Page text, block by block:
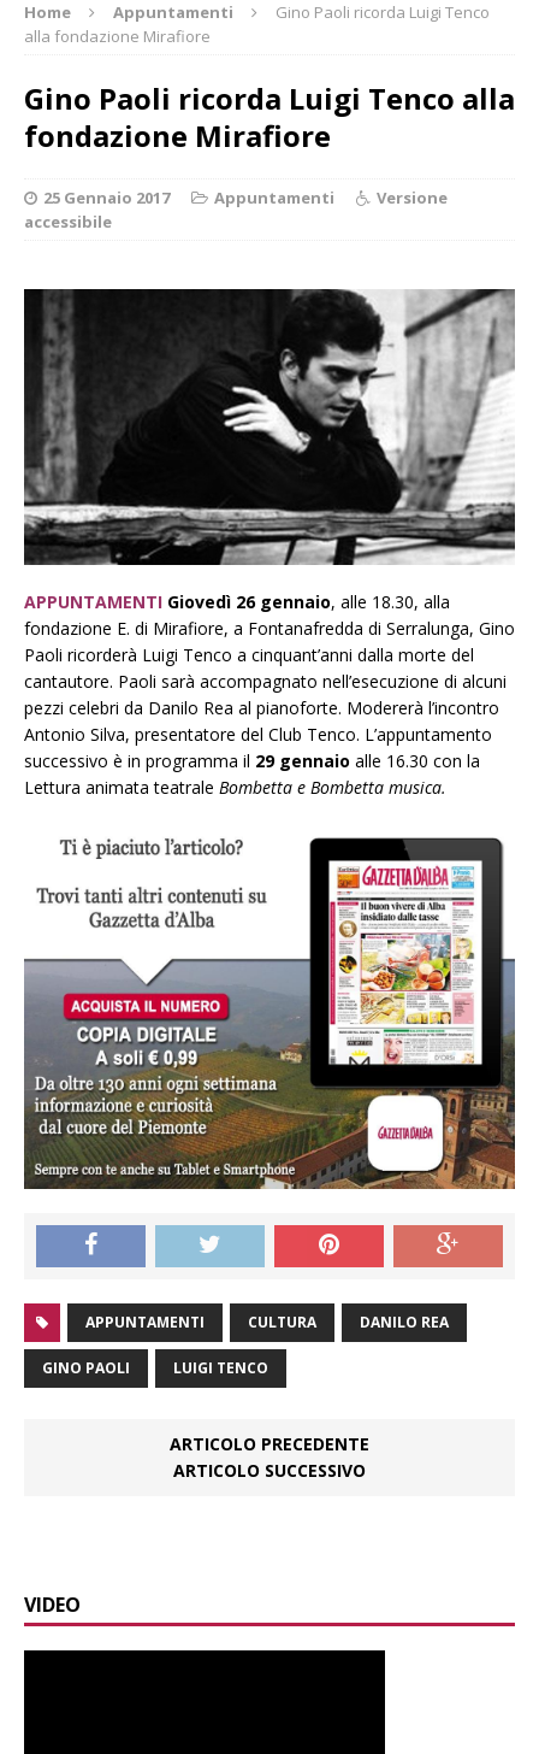
Home Appuntamenti
Gino Paoli ricorda Luigi Tenco
alla fondazione Mirafiore
Gino Paoli ricorda Luigi Tenco alla
fondazione Mirafiore
25 Gennaio 2017 Appuntamenti
Versione
accessibile
APPUNTAMENTI Giovedì 26 gennaio, alle 18.30, alla
fondazione E. di Mirafiore, a Fontanafredda di Serralunga, Gino
Paoli ricorderà Luigi Tenco a cinquant’anni dalla morte del
cantautore. Paoli sarà accompagnato nell’esecuzione di alcuni
pezzi celebri da Danilo Rea al pianoforte. Modererà l’incontro
Antonio Silva, presentatore del Club Tenco. L’appuntamento
successivo è in programma il 29 gennaio alle 16.30 con la
Lettura animata teatrale Bombetta e Bombetta musica.
APPUNTAMENTI CULTURA DANILO REA
GINO PAOLI LUIGI TENCO
ARTICOLO PRECEDENTE
ARTICOLO SUCCESSIVO
VIDEO